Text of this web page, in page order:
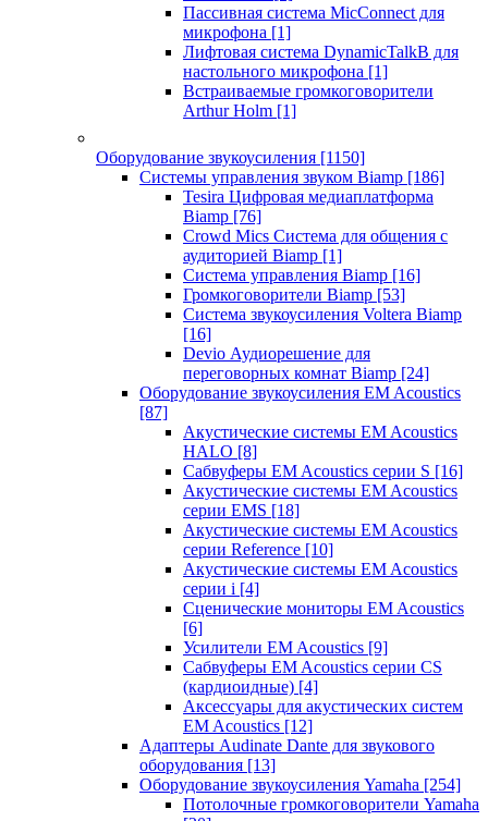
Пассивная система MicConnect для
микрофона [1]
Лифтовая система DynamicTalkB для
настольного микрофона [1]
Встраиваемые громкоговорители
Arthur Holm [1]
Оборудование звукоусиления [1150]
Системы управления звуком Biamp [186]
Tesira Цифровая медиаплатформа
Biamp [76]
Crowd Mics Система для общения с
аудиторией Biamp [1]
Система управления Biamp [16]
Громкоговорители Biamp [53]
Система звукоусиления Voltera Biamp
[16]
Devio Аудиорешение для
переговорных комнат Biamp [24]
Оборудование звукоусиления EM Acoustics
[87]
Акустические системы EM Acoustics
HALO [8]
Сабвуферы EM Acoustics серии S [16]
Акустические системы EM Acoustics
серии EMS [18]
Акустические системы EM Acoustics
серии Reference [10]
Акустические системы EM Acoustics
серии i [4]
Сценические мониторы EM Acoustics
[6]
Усилители EM Acoustics [9]
Сабвуферы EM Acoustics серии CS
(кардиоидные) [4]
Аксессуары для акустических систем
EM Acoustics [12]
Адаптеры Audinate Dante для звукового
оборудования [13]
Оборудование звукоусиления Yamaha [254]
Потолочные громкоговорители Yamaha